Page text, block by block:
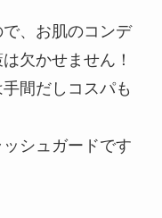
、お肌のコンデ
欠かせません！
間だしコスパも
シュガードです